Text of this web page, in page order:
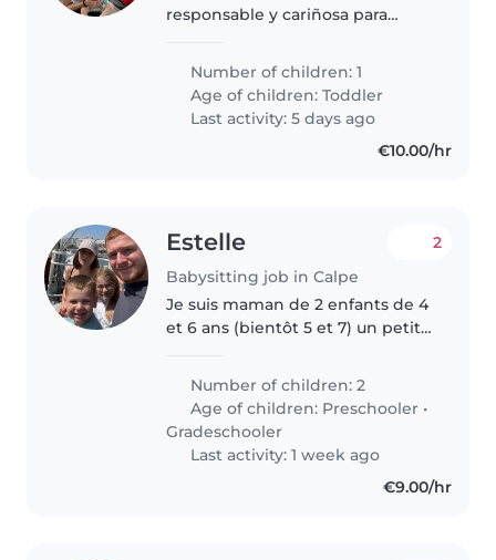
responsable y cariñosa para
16 meses, lleno de energía y muy
afectuoso/a. Que hable español o
inglés. ¡Confía en nosotros..
Number of children: 1
Age of children:Toddler
Last activity: 5 days ago
€10.00/hr
Estelle
Babysitting job in Calpe
2
Je suis maman de 2 enfants de 4
et 6 ans (bientôt 5 et 7) un petit
recherche d'une baby-sitter pour
le 22/08/26 de 9h à 14h à peu
près
Number of children: 2
Age of children: Preschooler •
Gradeschooler
Last activity: 1 week ago
€9.00/hr